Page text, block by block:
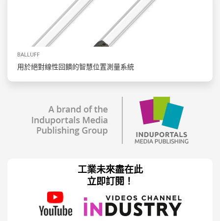
BALLUFF
用於絕對線性回饋的智慧位置測量系統
工業未來盡在此
立即訂閱！